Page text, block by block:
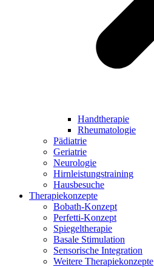
Handtherapie
Rheumatologie
Pädiatrie
Geriatrie
Neurologie
Hirnleistungstraining
Hausbesuche
Therapiekonzepte
Bobath-Konzept
Perfetti-Konzept
Spiegeltherapie
Basale Stimulation
Sensorische Integration
Weitere Therapiekonzepte